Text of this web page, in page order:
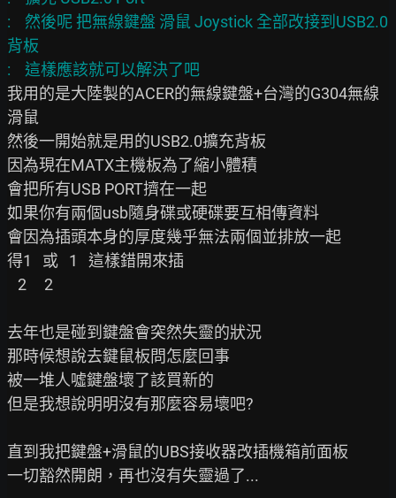
:    然後呢 把無線鍵盤 滑鼠 Joystick 全部改接到USB2.0
背板
我用的是大陸製的ACER的無線鍵盤+台灣的G304無線
滑鼠
然後一開始就是用的USB2.0擴充背板
因為現在MATX主機板為了縮小體積
會把所有USB PORT擠在一起
如果你有兩個usb隨身碟或硬碟要互相傳資料
會因為插頭本身的厚度幾乎無法兩個並排放一起
得1   或   1   這樣錯開來插
去年也是碰到鍵盤會突然失靈的狀況
那時候想說去鍵鼠板問怎麼回事
被一堆人噓鍵盤壞了該買新的
但是我想說明明沒有那麼容易壞吧?
直到我把鍵盤+滑鼠的UBS接收器改插機箱前面板
一切豁然開朗，再也沒有失靈過了...